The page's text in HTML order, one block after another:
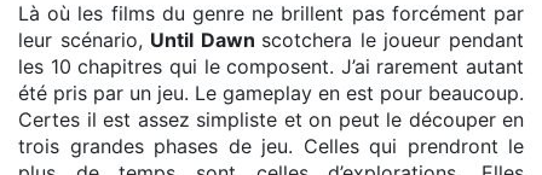
Là où les films du genre ne brillent pas forcément par
leur scénario, Until Dawn scotchera le joueur pendant
les 10 chapitres qui le composent. J’ai rarement autant
été pris par un jeu. Le gameplay en est pour beaucoup.
Certes il est assez simpliste et on peut le découper en
trois grandes phases de jeu. Celles qui prendront le